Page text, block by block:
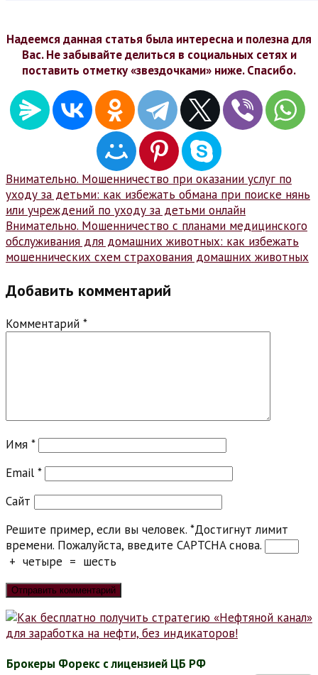
Надеемся данная статья была интересна и полезна для
Вас. Не забывайте делиться в социальных сетях и
поставить отметку «звездочками» ниже. Спасибо.
Навигация
по
записям
Внимательно. Мошенничество при оказании услуг по
уходу за детьми: как избежать обмана при поиске нянь
или учреждений по уходу за детьми онлайн
Внимательно. Мошенничество с планами медицинского
обслуживания для домашних животных: как избежать
мошеннических схем страхования домашних животных
Добавить комментарий
Комментарий *
Имя *
Email *
Сайт
Решите пример, если вы человек. *Достигнут лимит
времени. Пожалуйста, введите CAPTCHA снова.
+ четыре = шесть
Брокеры Форекс с лицензией ЦБ РФ